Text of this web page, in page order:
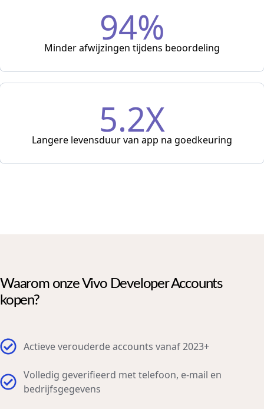
94%
Minder afwijzingen tijdens beoordeling
5.2X
Langere levensduur van app na goedkeuring
Waarom onze Vivo Developer Accounts
kopen?
Actieve verouderde accounts vanaf 2023+
Volledig geverifieerd met telefoon, e-mail en
bedrijfsgegevens